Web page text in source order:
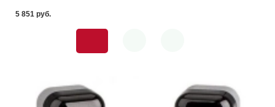
5 851 pуб.